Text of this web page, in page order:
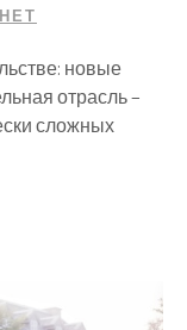
новые
отрасль –
сложных